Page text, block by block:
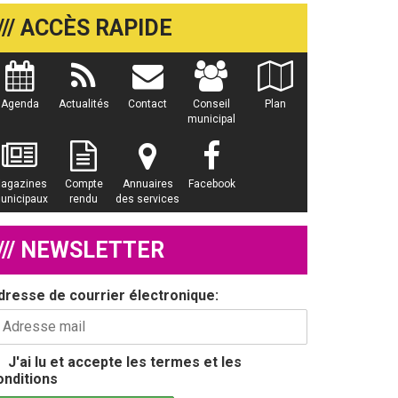
ACCÈS RAPIDE
Agenda Actualités Contact
Conseil
municipal
Plan
Compte
rendu
Annuaires
des services
Facebook
NEWSLETTER
de courrier électronique:
J'ai lu et accepte les termes et les